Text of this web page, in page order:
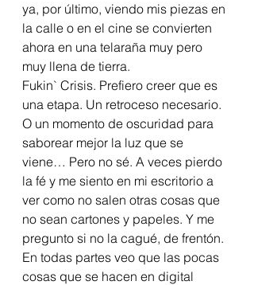
ya, por último, viendo mis piezas en
la calle o en el cine se convierten
ahora en una telaraña muy pero
muy llena de tierra.
Fukin` Crisis. Prefiero creer que es
una etapa. Un retroceso necesario.
O un momento de oscuridad para
saborear mejor la luz que se
viene… Pero no sé. A veces pierdo
la fé y me siento en mi escritorio a
ver como no salen otras cosas que
no sean cartones y papeles. Y me
pregunto si no la cagué, de frentón.
En todas partes veo que las pocas
cosas que se hacen en digital